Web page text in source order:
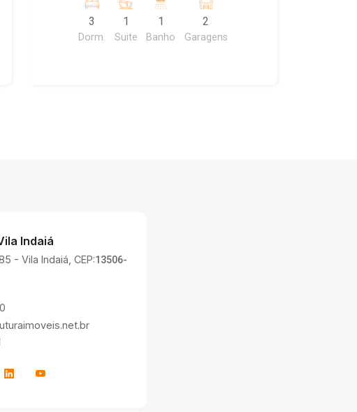
social, além de um quintal. No piso
superior, há 2 dormitórios sendo 1
suíte. Embora ainda esteja em fase de
3
Dorm.
1
Suite
1
Banho
2
Garagens
Indaiá
- Vila Indaiá, CEP:13506-